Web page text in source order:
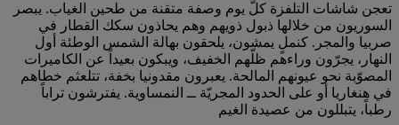
تعجن شاشات التلفزة كلّ يوم وصفة متقنة من طحين الغياب. يبصر
السوريون من خلالها ذبول ذويهم وهم يحاذون سكك القطار في
صربيا والمجر. كنملٍ يمشون، يلحقون بهالة الشمس الوطئة أول
النهار، يجرّون وراءهم ظلّهم الخفيف، ويبكون بعيداً عن الكاميرات
المصوّبة نحو عيونهم المالحة. يعبرون مقدونيا بخفة، تتلعثم خطاهم
في هنغاريا أو على الحدود المجريّة ــ النمساوية. يفترشون تراباً
رطباً، يتبللون من عصيدة الغيم